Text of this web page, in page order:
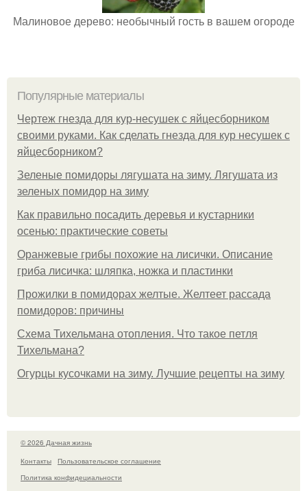
Малиновое дерево: необычный гость в вашем огороде
Популярные материалы
Чертеж гнезда для кур-несушек с яйцесборником
своими руками. Как сделать гнезда для кур несушек с
яйцесборником?
Зеленые помидоры лягушата на зиму. Лягушата из
зеленых помидор на зиму
Как правильно посадить деревья и кустарники
осенью: практические советы
Оранжевые грибы похожие на лисички. Описание
гриба лисичка: шляпка, ножка и пластинки
Прожилки в помидорах желтые. Желтеет рассада
помидоров: причины
Схема Тихельмана отопления. Что такое петля
Тихельмана?
Огурцы кусочками на зиму. Лучшие рецепты на зиму
© 2026 Дачная жизнь
Контакты
Пользовательское соглашение
Политика конфидециальности